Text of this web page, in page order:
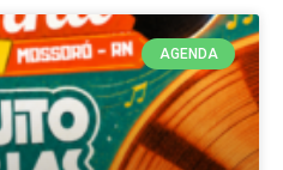
AGENDA